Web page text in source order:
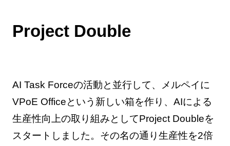
Project Double
AI Task Forceの活動と並行して、メルペイに
VPoE Officeという新しい箱を作り、AIによる
生産性向上の取り組みとしてProject Doubleを
スタートしました。その名の通り生産性を2倍